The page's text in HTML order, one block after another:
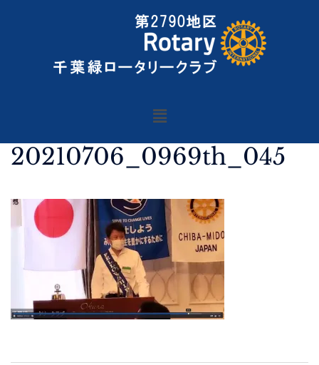
20210706_0969th_045